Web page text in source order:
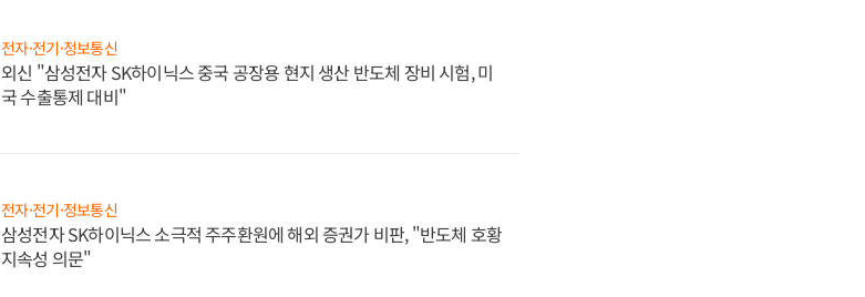
전자·전기·정보통신
외신 "삼성전자 SK하이닉스 중국 공장용 현지 생산 반도체 장비 시험, 미
국 수출통제 대비"
전자·전기·정보통신
삼성전자 SK하이닉스 소극적 주주환원에 해외 증권가 비판, "반도체 호황
지속성 의문"